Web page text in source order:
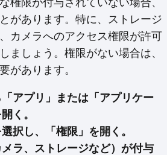
があります。特に、ストレージ
カメラへのアクセス権限が許可
ましょう。権限がない場合は、
があります。
アプリ」または「アプリケー
く。
択し、「権限」を開く。
ラ、ストレージなど）が付与